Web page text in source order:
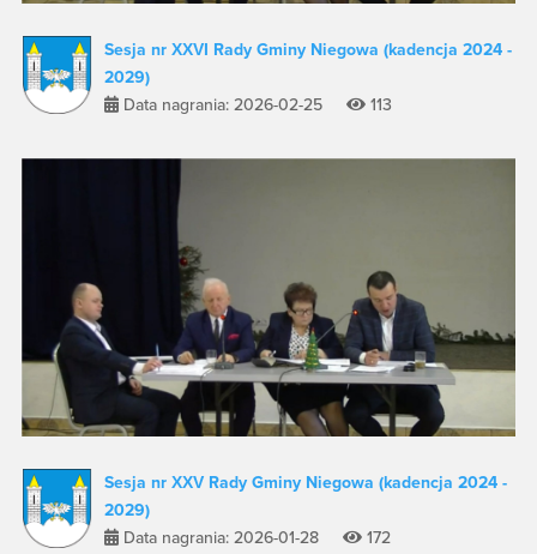
Sesja nr XXVI Rady Gminy Niegowa (kadencja 2024 -
2029)
Data nagrania: 2026-02-25
113
Sesja nr XXV Rady Gminy Niegowa (kadencja 2024 -
2029)
Data nagrania: 2026-01-28
172